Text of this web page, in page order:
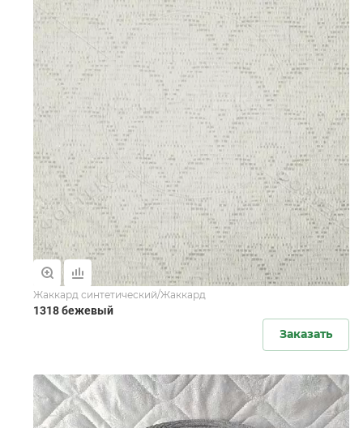
Жаккард синтетический/Жаккард
1318 бежевый
Заказать